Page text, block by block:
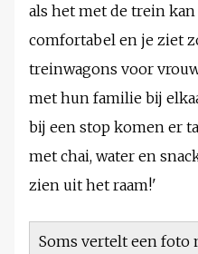
als het met de trein
comfortabel en je ziet
treinwagons voor
met hun familie bij
bij een stop komen er
met chai, water en
zien uit het raam!'
Soms vertelt een foto